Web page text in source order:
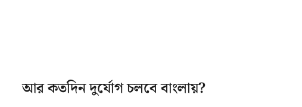
আর কতদিন দুর্যোগ চলবে বাংলায়?